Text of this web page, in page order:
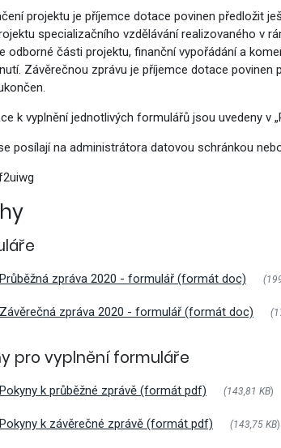
projektu je příjemce dotace povinen předložit
specializačního vzdělávání realizovaného v
odborné části projektu, finanční vypořádání a
Závěrečnou zprávu je příjemce dotace
k vyplnění jednotlivých formulářů jsou uvedeny v
posílají na administrátora datovou schránkou
Průběžná zpráva 2020 - formulář (formát doc)
Závěrečná zpráva 2020 - formulář (formát doc)
pro vyplnění formuláře
Pokyny k průběžné zprávě (formát pdf) (143,81 KB)
Pokyny k závěrečné zprávě (formát pdf) (143,75 KB)